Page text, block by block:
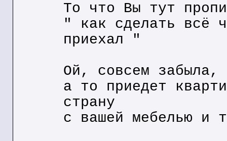
То что Вы тут
" как сделать всё
приехал "
Ой, совсем забыла,
а то приедет
страну
с вашей мебелью и